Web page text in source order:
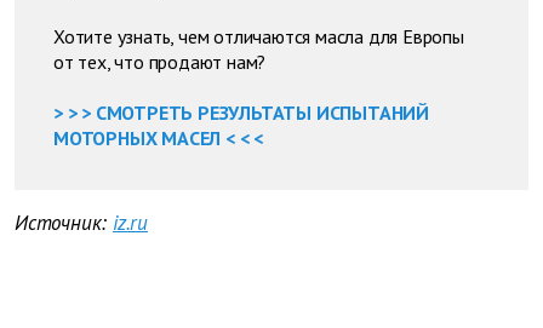
Хотите узнать, чем отличаются масла для Европы
от тех, что продают нам?
> > > СМОТРЕТЬ РЕЗУЛЬТАТЫ ИСПЫТАНИЙ
МОТОРНЫХ МАСЕЛ < < <
Источник: iz.ru